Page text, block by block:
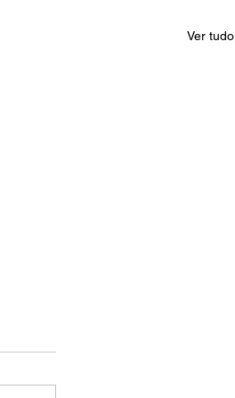
Ver tudo